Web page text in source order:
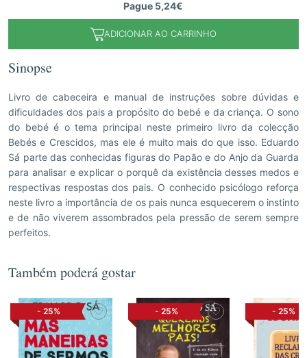
Pague 5,24€
ADICIONAR AO CARRINHO
Sinopse
Livro de cabeceira e manual de instruções sobre dúvidas e
dificuldades dos pais a propósito do bebé e da criança. O sono
do bebé é o tema principal neste primeiro livro da colecção
Bebés e Crescidos, mas ele é muito mais do que isso. Eduardo
Sá parte das conhecidas figuras do Papão e do Anjo da Guarda
para analisar e explicar o porquê da existência desses medos e
respectivas respostas dos pais. O conhecido psicólogo reforça
neste livro a importância de os pais nunca esquecerem o instinto
e de não viverem assombrados pela pressão de serem sempre
perfeitos.
Também poderá gostar
- 25% - 25% - 25%